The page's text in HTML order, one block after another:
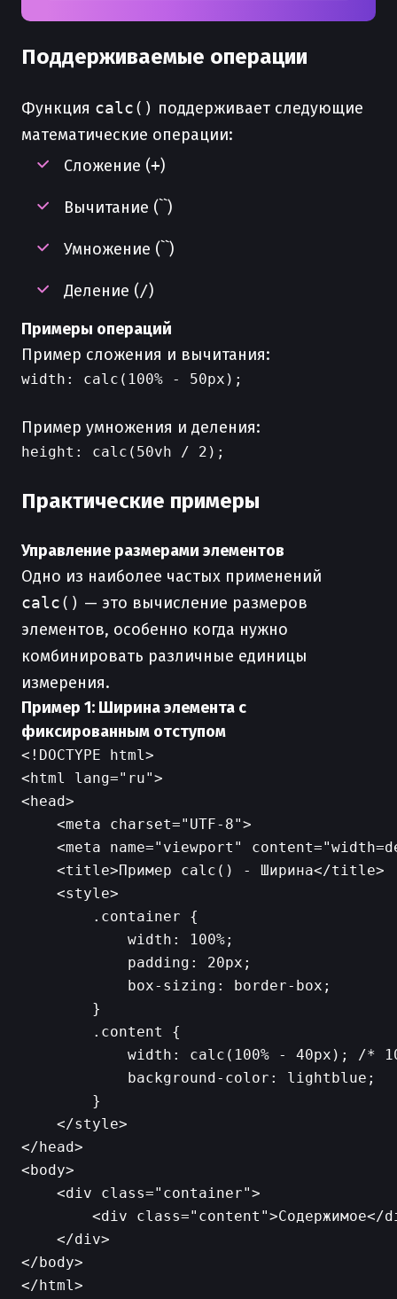
Поддерживаемые операции
Функция calc() поддерживает следующие
математические операции:
Сложение (+)
Вычитание (``)
Умножение (``)
Деление (/)
Примеры операций
Пример сложения и вычитания:
width: calc(100% - 50px);
Пример умножения и деления:
height: calc(50vh / 2);
Практические примеры
Управление размерами элементов
Одно из наиболее частых применений
calc() — это вычисление размеров
элементов, особенно когда нужно
комбинировать различные единицы
измерения.
Пример 1: Ширина элемента с
фиксированным отступом
<!DOCTYPE html>
<html lang="ru">
<head>
    <meta charset="UTF-8">
<meta name="viewport"
    <title>Пример calc() - Ширина</title>
    <style>
        .container {
            width: 100%;
            padding: 20px;
            box-sizing: border-box;
        }
        .content {
width: calc(100% - 40px); /*
            background-color: lightblue;
        }
    </style>
</head>
<body>
    <div class="container">
<div class="content">Содержимое</
    </div>
</body>
</html>